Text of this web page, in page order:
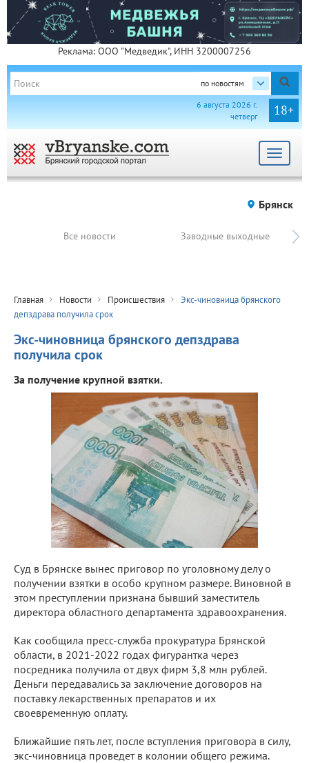
Реклама: ООО "Медведик", ИНН 3200007256
по новостям
18+
6 августа 2026 г.
четверг
Toggle
Брянск
Все новости Заводные выходные
Главная Новости Происшествия
Экс-чиновница брянского
депздрава получила срок
Экс-чиновница брянского депздрава
получила срок
За получение крупной взятки.
Суд в Брянске вынес приговор по уголовному делу о
получении взятки в особо крупном размере. Виновной в
этом преступлении признана бывший заместитель
директора областного департамента здравоохранения.
Как сообщила пресс-служба прокуратура Брянской
области, в 2021-2022 годах фигурантка через
посредника получила от двух фирм 3,8 млн рублей.
Деньги передавались за заключение договоров на
поставку лекарственных препаратов и их
своевременную оплату.
Ближайшие пять лет, после вступления приговора в силу,
экс-чиновница проведет в колонии общего режима.